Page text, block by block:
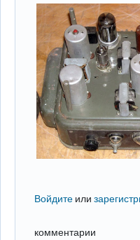
Войдите или
комментарии